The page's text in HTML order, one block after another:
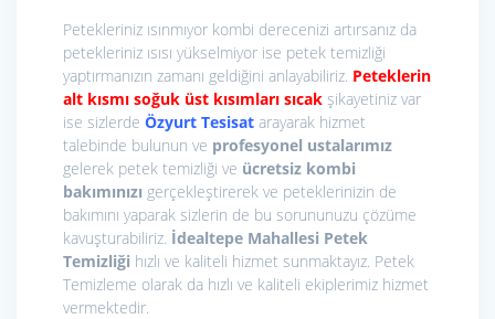
Petekleriniz ısınmıyor kombi derecenizi artırsanız da
petekleriniz ısısı yükselmiyor ise petek temizliği
yaptırmanızın zamanı geldiğini anlayabiliriz. Peteklerin
alt kısmı soğuk üst kısımları sıcak şikayetiniz var
ise sizlerde Özyurt Tesisat arayarak hizmet
talebinde bulunun ve profesyonel ustalarımız
gelerek petek temizliği ve ücretsiz kombi
bakımınızı gerçekleştirerek ve peteklerinizin de
bakımını yaparak sizlerin de bu sorununuzu çözüme
kavuşturabiliriz. İdealtepe Mahallesi Petek
Temizliği hızlı ve kaliteli hizmet sunmaktayız. Petek
Temizleme olarak da hızlı ve kaliteli ekiplerimiz hizmet
vermektedir.